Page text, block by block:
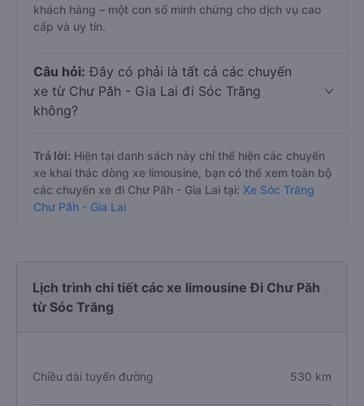
khách hàng – một con số minh chứng cho dịch vụ cao
cấp và uy tín.
Câu hỏi: Đây có phải là tất cả các chuyến
xe từ Chư Păh - Gia Lai đi Sóc Trăng
không?
Trả lời: Hiện tại danh sách này chỉ thể hiện các chuyến
xe khai thác dòng xe limousine, bạn có thể xem toàn bộ
các chuyến xe đi Chư Păh - Gia Lai tại: Xe Sóc Trăng
Chư Păh - Gia Lai
Lịch trình chi tiết các xe limousine Đi Chư Păh
từ Sóc Trăng
Chiều dài tuyến đường 530 km